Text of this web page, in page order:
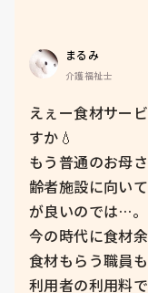
まるみ
介護福祉士
えぇー食材サー
すか💧
もう普通のお母
齢者施設に向い
が良いのでは…。
今の時代に食材
食材もらう職員
利用者の利用料